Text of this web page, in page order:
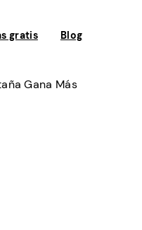
gratis Blog
Gana Más